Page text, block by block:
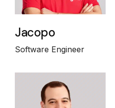
Jacopo
Software Engineer